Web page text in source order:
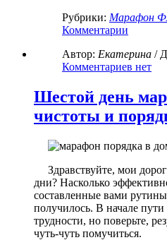
Рубрики: Марафон
Комментарии
Автор: Екатерина /
Комментариев нет
Шестой день
чистоты и
Здравствуйте, мои
дни? Насколько
составленные вами
получилось. В начале
трудности, но поверьте,
чуть-чуть помучиться.